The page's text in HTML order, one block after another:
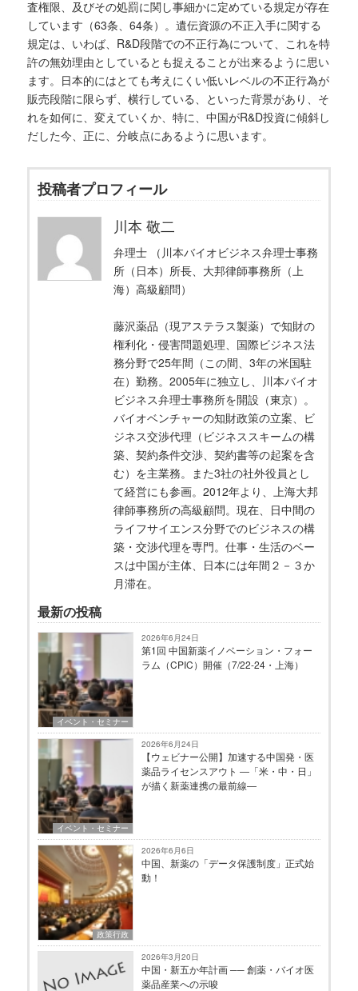
査権限、及びその処罰に関し事細かに定めている規定が存在
しています（63条、64条）。遺伝資源の不正入手に関する
規定は、いわば、R&D段階での不正行為について、これを特
許の無効理由としているとも捉えることが出来るように思い
ます。日本的にはとても考えにくい低いレベルの不正行為が
販売段階に限らず、横行している、といった背景があり、そ
れを如何に、変えていくか、特に、中国がR&D投資に傾斜し
だした今、正に、分岐点にあるように思います。
投稿者プロフィール
川本 敬二
弁理士 （川本バイオビジネス弁理士事務
所（日本）所長、大邦律師事務所（上
海）高級顧問）
藤沢薬品（現アステラス製薬）で知財の
権利化・侵害問題処理、国際ビジネス法
務分野で25年間（この間、3年の米国駐
在）勤務。2005年に独立し、川本バイオ
ビジネス弁理士事務所を開設（東京）。
バイオベンチャーの知財政策の立案、ビ
ジネス交渉代理（ビジネススキームの構
築、契約条件交渉、契約書等の起案を含
む）を主業務。また3社の社外役員とし
て経営にも参画。2012年より、上海大邦
律師事務所の高級顧問。現在、日中間の
ライフサイエンス分野でのビジネスの構
築・交渉代理を専門。仕事・生活のベー
スは中国が主体、日本には年間２－３か
月滞在。
最新の投稿
イベント・セミナー
2026年6月24日
第1回 中国新薬イノベーション・フォー
ラム（CPIC）開催（7/22-24・上海）
イベント・セミナー
2026年6月24日
【ウェビナー公開】加速する中国発・医
薬品ライセンスアウト ―「米・中・日」
が描く新薬連携の最前線―
政策行政
2026年6月6日
中国、新薬の「データ保護制度」正式始
動！
2026年3月20日
中国・新五か年計画 ── 創薬・バイオ医
薬品産業への示唆